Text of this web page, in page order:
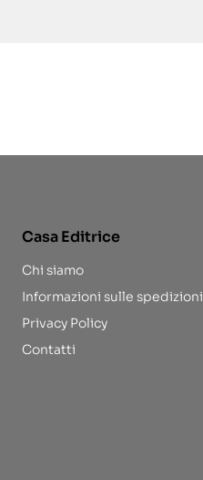
Casa Editrice
Chi siamo
Informazioni sulle spedizioni
Privacy Policy
Contatti